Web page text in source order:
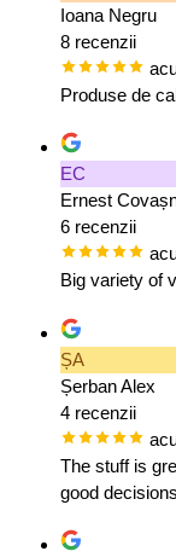
Ioana Negru
8 recenzii
Produse de
EC
Ernest
6 recenzii
Big variety of
ȘA
Șerban Alex
4 recenzii
The stuff is
good